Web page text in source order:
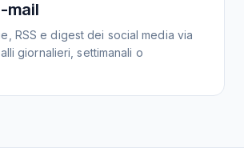
mail
RSS e digest dei social media via
giornalieri, settimanali o